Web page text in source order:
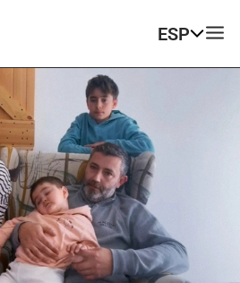
ESP